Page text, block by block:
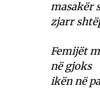
masakër
zjarr
Femijët
në gjoks
ikën në